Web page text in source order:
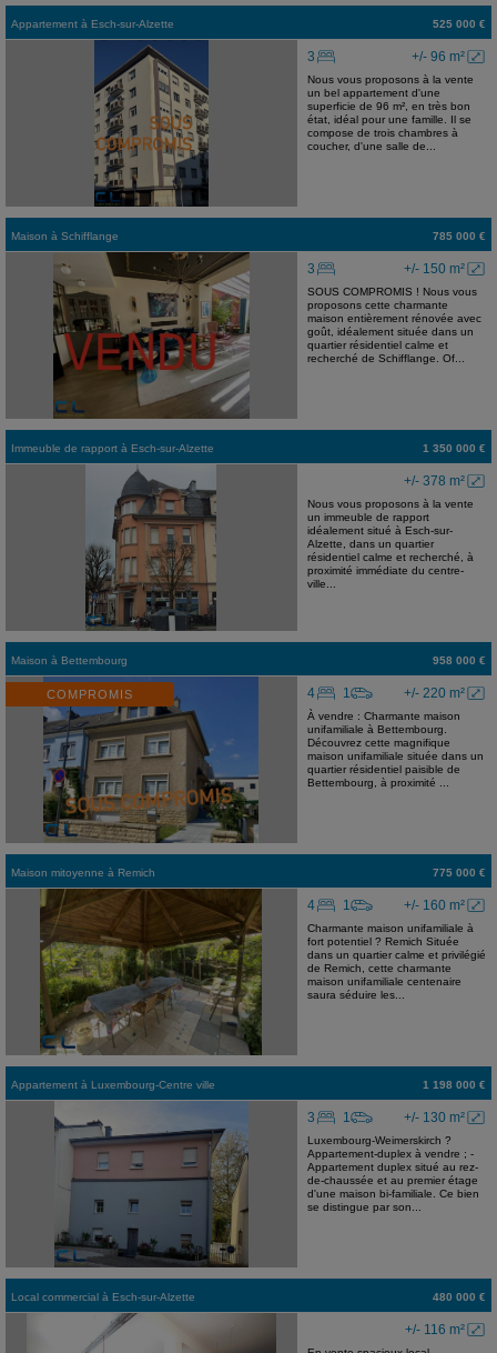
Appartement à Esch-sur-Alzette 525 000 €
+/- 96 m²
3
Nous vous proposons à la vente
un bel appartement d'une
superficie de 96 m², en très bon
état, idéal pour une famille. Il se
compose de trois chambres à
coucher, d'une salle de...
Maison à Schifflange 785 000 €
+/- 150 m²
3
SOUS COMPROMIS ! Nous vous
proposons cette charmante
maison entièrement rénovée avec
goût, idéalement située dans un
quartier résidentiel calme et
recherché de Schifflange. Of...
Immeuble de rapport à Esch-sur-Alzette 1 350 000 €
+/- 378 m²
Nous vous proposons à la vente
un immeuble de rapport
idéalement situé à Esch-sur-
Alzette, dans un quartier
résidentiel calme et recherché, à
proximité immédiate du centre-
ville...
Maison à Bettembourg 958 000 €
COMPROMIS +/- 220 m²
4 1
À vendre : Charmante maison
unifamiliale à Bettembourg.
Découvrez cette magnifique
maison unifamiliale située dans un
quartier résidentiel paisible de
Bettembourg, à proximité ...
Maison mitoyenne à Remich 775 000 €
+/- 160 m²
4 1
Charmante maison unifamiliale à
fort potentiel ? Remich Située
dans un quartier calme et privilégié
de Remich, cette charmante
maison unifamiliale centenaire
saura séduire les...
Appartement à Luxembourg-Centre ville 1 198 000 €
+/- 130 m²
3 1
Luxembourg-Weimerskirch ?
Appartement-duplex à vendre ; -
Appartement duplex situé au rez-
de-chaussée et au premier étage
d'une maison bi-familiale. Ce bien
se distingue par son...
Local commercial à Esch-sur-Alzette 480 000 €
+/- 116 m²